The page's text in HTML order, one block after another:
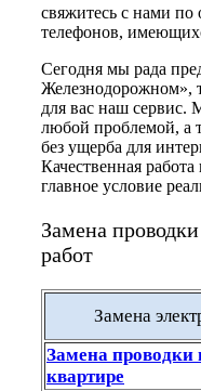
свяжитесь с нами по
телефонов,
Сегодня мы рада
Железнодорожном»,
для вас наш сервис.
любой проблемой, а
без ущерба для
Качественная
главное условие
Замена
работ
Замена
Замена проводки
квартире